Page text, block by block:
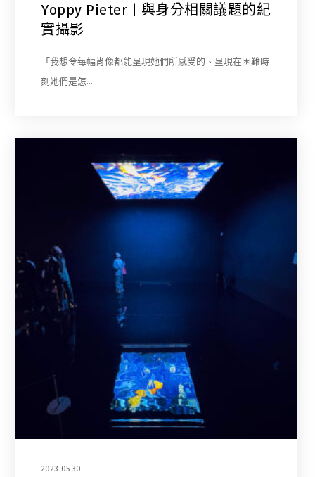
Yoppy Pieter | 與身分相關議題的紀
實攝影
「我想令每幅肖像都能呈現她們所感受的、呈現在困難時
刻她們是怎…
2023-05-30